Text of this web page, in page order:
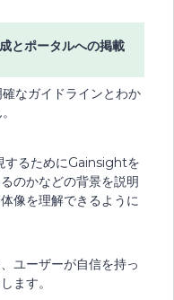
とポータルへの掲載
なガイドラインとわか
するためにGainsightを
のかなどの背景を説明
像を理解できるように
ユーザーが自信を持っ
ます。